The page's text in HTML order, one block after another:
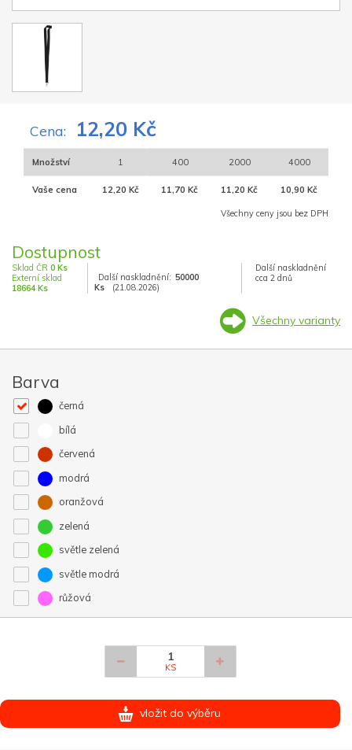
Cena: 12,20 Kč
Množství 1 400 2000 4000
Vaše cena 12,20 Kč 11,70 Kč 11,20 Kč 10,90 Kč
Všechny ceny jsou bez DPH
Dostupnost
Sklad ČR 0 Ks
Externí sklad
18664 Ks
Další naskladnění: 50000
Ks
(21.08.2026)
Další naskladnění
cca 2 dnů
Všechny varianty
Barva
černá
bílá
červená
modrá
oranžová
zelená
světle zelená
světle modrá
růžová
KS
vložit do výběru